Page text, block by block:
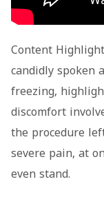
Content
candidly spoken
freezing,
discomfort
the procedure
severe pain, at
even stand.